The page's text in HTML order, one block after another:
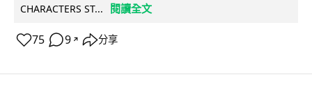
CHARACTERS ST...
閱讀全文
75 9 ↗ 分享